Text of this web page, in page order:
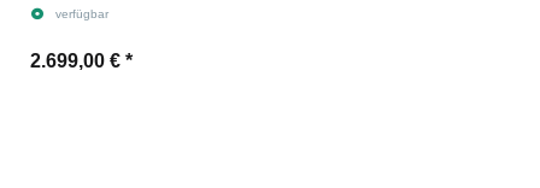
verfügbar
2.699,00 € *